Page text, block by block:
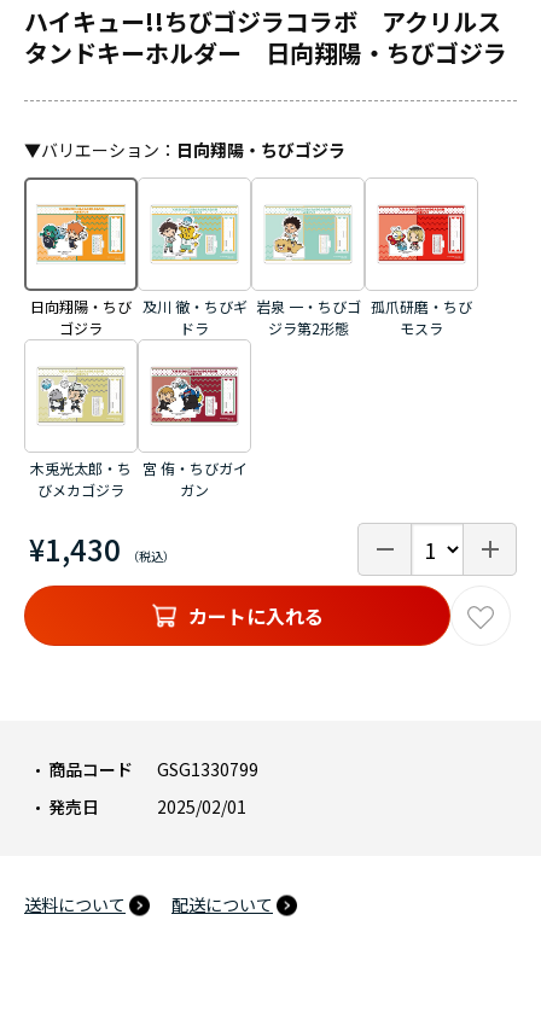
ハイキュー!!ちびゴジラコラボ アクリルス
タンドキーホルダー 日向翔陽・ちびゴジラ
¥1,430
商品コード
GSG1330799
発売日
2025/02/01
送料について 配送について
▼バリエーション ： 日向翔陽・ちびゴジラ
日向翔陽・ちび
ゴジラ
及川 徹・ちびギ
ドラ
岩泉 一・ちびゴ
ジラ第2形態
孤爪研磨・ちび
モスラ
木兎光太郎・ち
びメカゴジラ
宮 侑・ちびガイ
ガン
カートに入れる